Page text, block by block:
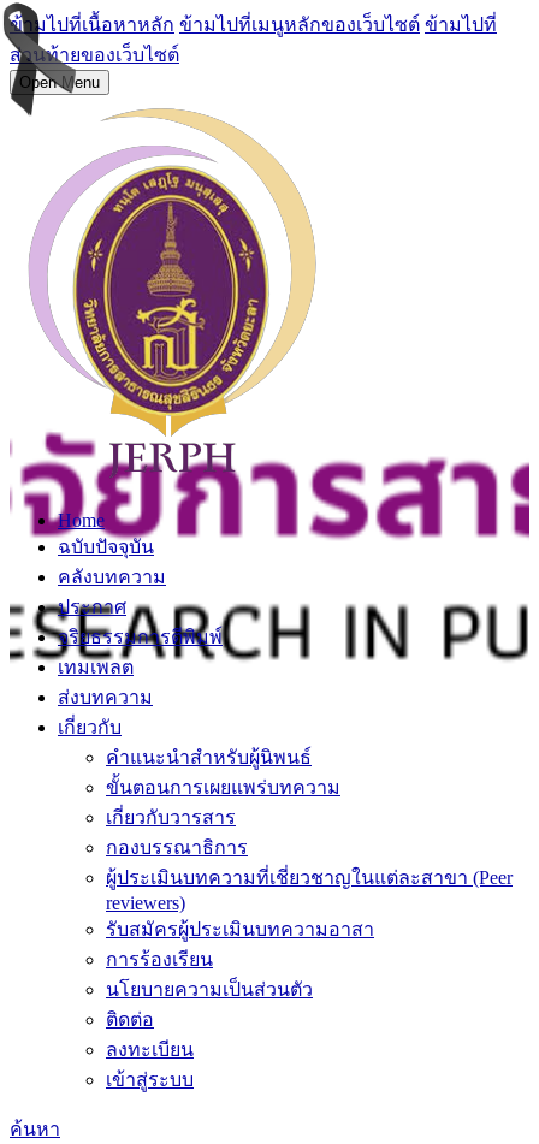
ข้ามไปที่เนื้อหาหลัก ข้ามไปที่เมนูหลักของเว็บไซต์ ข้ามไปที่
ส่วนท้ายของเว็บไซต์
Open Menu
Home
ฉบับปัจจุบัน
คลังบทความ
ประกาศ
จริยธรรมการตีพิมพ์
เทมเพลต
ส่งบทความ
เกี่ยวกับ
คำแนะนำสำหรับผู้นิพนธ์
ขั้นตอนการเผยแพร่บทความ
เกี่ยวกับวารสาร
กองบรรณาธิการ
ผู้ประเมินบทความที่เชี่ยวชาญในแต่ละสาขา (Peer
reviewers)
รับสมัครผู้ประเมินบทความอาสา
การร้องเรียน
นโยบายความเป็นส่วนตัว
ติดต่อ
ลงทะเบียน
เข้าสู่ระบบ
ค้นหา